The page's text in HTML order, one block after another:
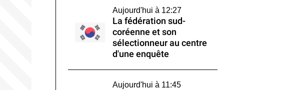
Aujourd'hui à 12:27
La fédération sud-
coréenne et son
sélectionneur au centre
d'une enquête
Aujourd'hui à 11:45